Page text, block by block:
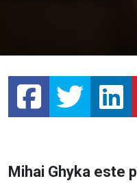
Mihai Ghyka este